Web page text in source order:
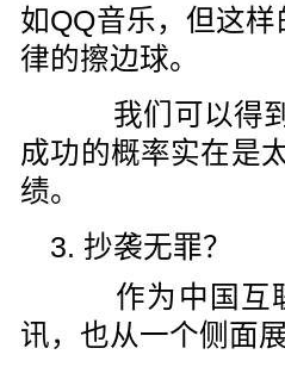
如QQ音乐，但这
律的擦边球。
我们可以得到
成功的概率实在是
绩。
3. 抄袭无罪？
作为中国互联
讯，也从一个侧面